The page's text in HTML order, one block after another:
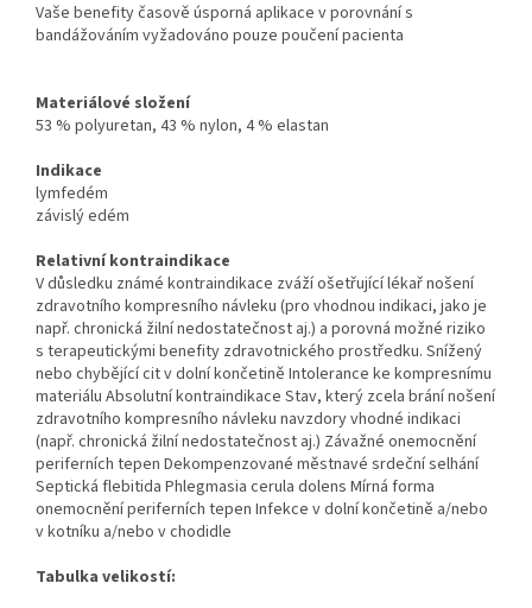
Vaše benefity časově úsporná aplikace v porovnání s
bandážováním vyžadováno pouze poučení pacienta
Materiálové složení
53 % polyuretan, 43 % nylon, 4 % elastan
Indikace
lymfedém
závislý edém
Relativní kontraindikace
V důsledku známé kontraindikace zváží ošetřující lékař nošení
zdravotního kompresního návleku (pro vhodnou indikaci, jako je
např. chronická žilní nedostatečnost aj.) a porovná možné riziko
s terapeutickými benefity zdravotnického prostředku. Snížený
nebo chybějící cit v dolní končetině Intolerance ke kompresnímu
materiálu Absolutní kontraindikace Stav, který zcela brání nošení
zdravotního kompresního návleku navzdory vhodné indikaci
(např. chronická žilní nedostatečnost aj.) Závažné onemocnění
periferních tepen Dekompenzované městnavé srdeční selhání
Septická flebitida Phlegmasia cerula dolens Mírná forma
onemocnění periferních tepen Infekce v dolní končetině a/nebo
v kotníku a/nebo v chodidle
Tabulka velikostí: